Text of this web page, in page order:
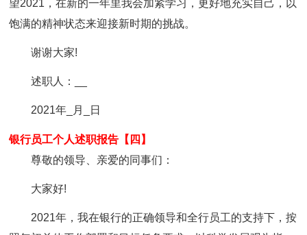
望2021，在新的一年里我会加紧学习，更好地充实自己，以
饱满的精神状态来迎接新时期的挑战。
谢谢大家!
述职人：__
2021年_月_日
银行员工个人述职报告【四】
尊敬的领导、亲爱的同事们：
大家好!
2021年，我在银行的正确领导和全行员工的支持下，按